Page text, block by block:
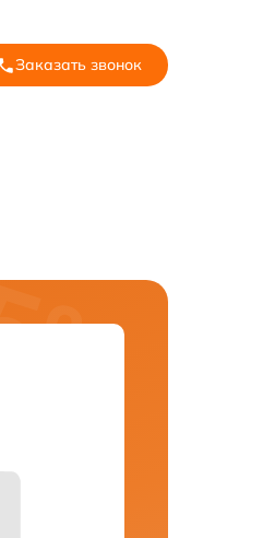
Заказать звонок